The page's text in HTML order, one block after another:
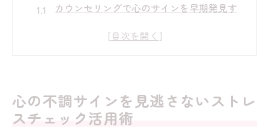
カウンセリングで心のサインを早期発見す
で確認
ストレスチェックの結果から相談先を選ぶ
心の不調サインを見逃さないストレ
スチェック活用術